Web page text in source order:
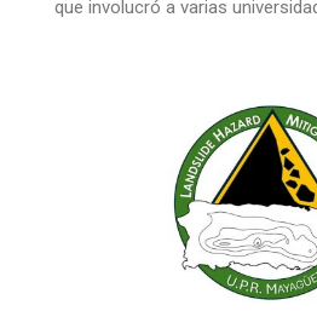
que involucró a varias